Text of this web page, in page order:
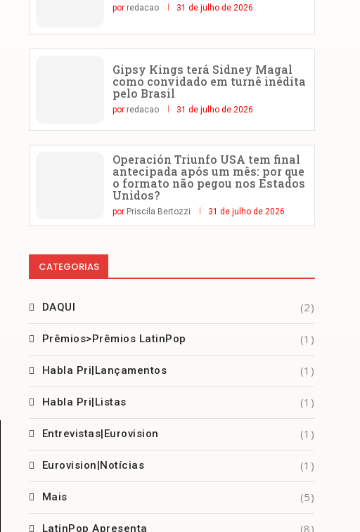
por redacao 31 de julho de 2026
Gipsy Kings terá Sidney Magal
como convidado em turnê inédita
pelo Brasil
por redacao 31 de julho de 2026
Operación Triunfo USA tem final
antecipada após um mês: por que
o formato não pegou nos Estados
Unidos?
por Priscila Bertozzi 31 de julho de 2026
CATEGORIAS
DAQUI (2)
Prêmios>Prêmios LatinPop (1)
Habla Pri|Lançamentos (1)
Habla Pri|Listas (1)
Entrevistas|Eurovision (1)
Eurovision|Notícias (1)
Mais (5)
LatinPop Apresenta (8)